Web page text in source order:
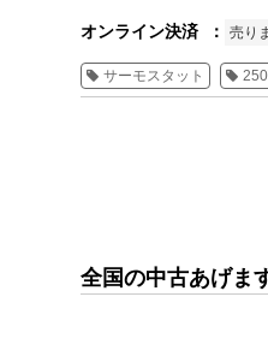
オンライン決済 ： 売り
サーモスタット
全国の中古あげま